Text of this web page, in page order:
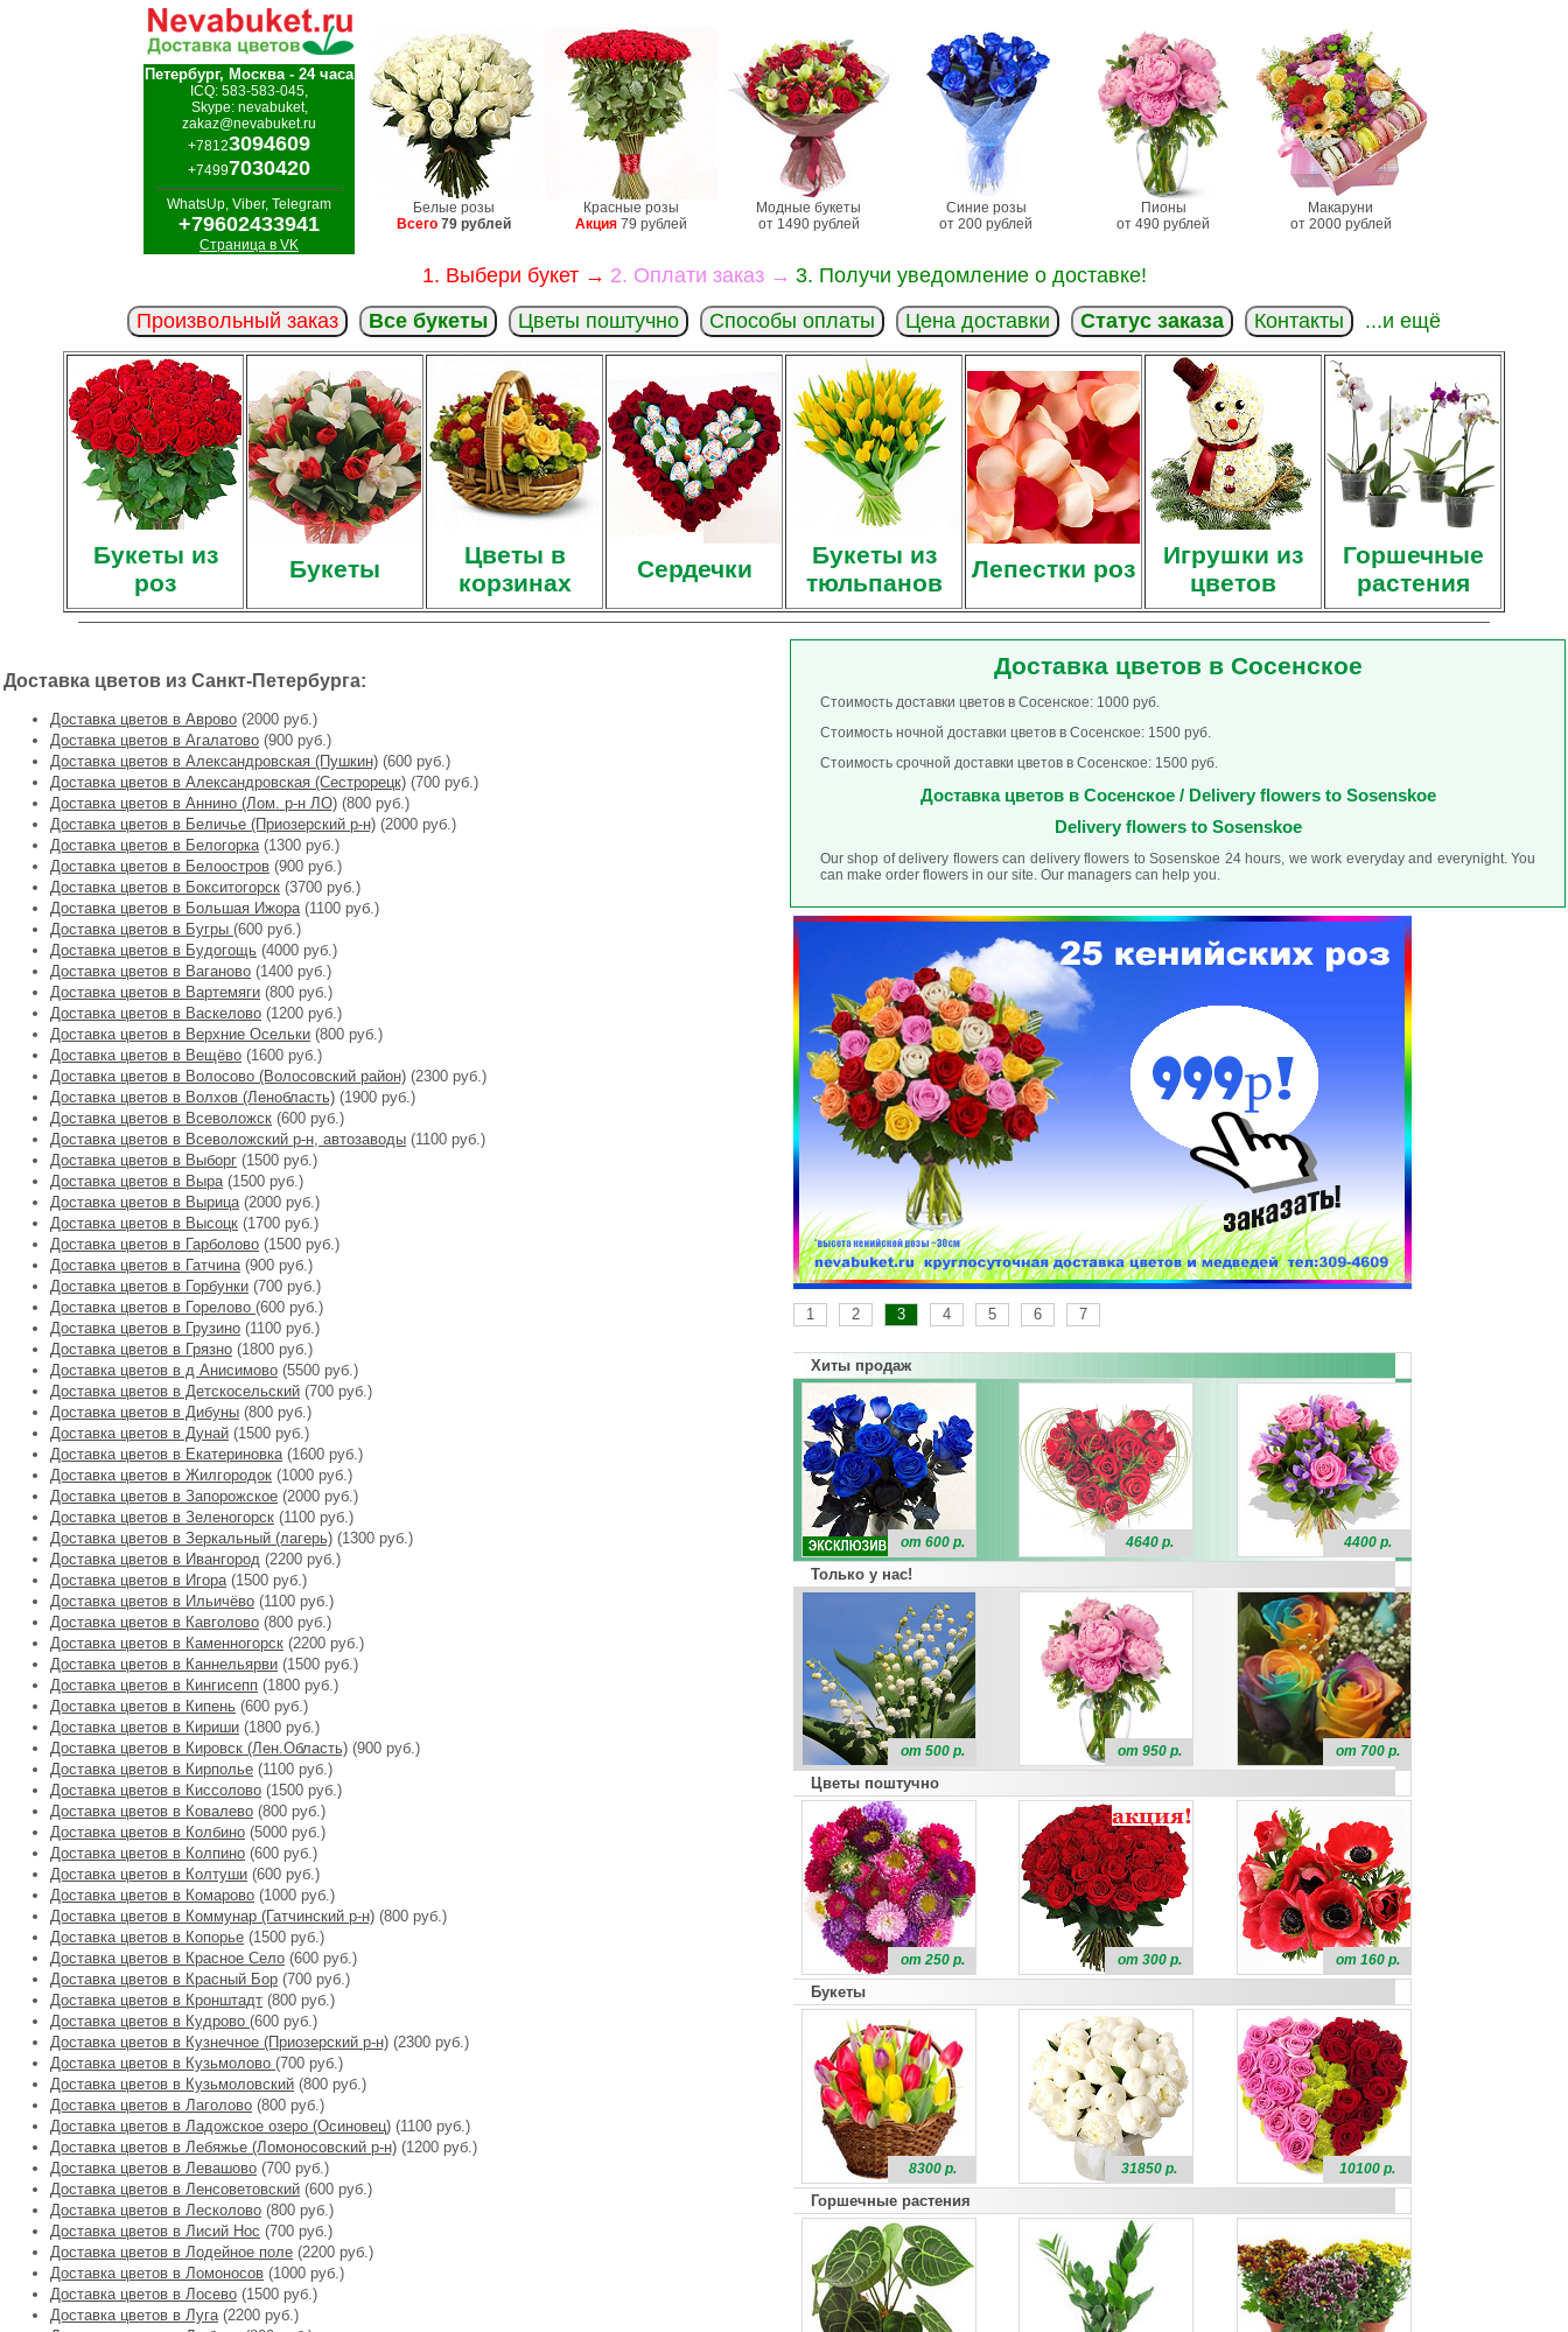
Петербург, Москва - 24 часа
ICQ: 583-583-045,
Skype: nevabuket,
zakaz@nevabuket.ru
+78123094609
+74997030420
WhatsUp, Viber, Telegram
+79602433941
Страница в VK
Белые розы
Всего 79 рублей
Красные розы
Акция 79 рублей
Модные букеты
от 1490 рублей
Синие розы
от 200 рублей
Пионы
от 490 рублей
Макаруни
от 2000 рублей
1. Выбери букет → 2. Оплати заказ → 3. Получи уведомление о доставке!
Произвольный заказ
Все букеты Цветы поштучно Способы оплаты Цена доставки Статус заказа Контакты ...и ещё
Букеты из
роз
Букеты
Цветы в
корзинах
Сердечки
Букеты из
тюльпанов
Лепестки роз
Игрушки из
цветов
Горшечные
растения
Доставка цветов из Санкт-Петербурга:
Доставка цветов в Аврово (2000 руб.)
Доставка цветов в Агалатово (900 руб.)
Доставка цветов в Александровская (Пушкин) (600 руб.)
Доставка цветов в Александровская (Сестрорецк) (700 руб.)
Доставка цветов в Аннино (Лом. р-н ЛО) (800 руб.)
Доставка цветов в Беличье (Приозерский р-н) (2000 руб.)
Доставка цветов в Белогорка(1300 руб.)
Доставка цветов в Белоостров (900 руб.)
Доставка цветов в Бокситогорск (3700 руб.)
Доставка цветов в Большая Ижора(1100 руб.)
Доставка цветов в Бугры (600 руб.)
Доставка цветов в Будогощь (4000 руб.)
Доставка цветов в Ваганово (1400 руб.)
Доставка цветов в Вартемяги (800 руб.)
Доставка цветов в Васкелово (1200 руб.)
Доставка цветов в Верхние Осельки (800 руб.)
Доставка цветов в Вещёво (1600 руб.)
Доставка цветов в Волосово (Волосовский район) (2300 руб.)
Доставка цветов в Волхов (Ленобласть) (1900 руб.)
Доставка цветов в Всеволожск (600 руб.)
Доставка цветов в Всеволожский р-н, автозаводы (1100 руб.)
Доставка цветов в Выборг (1500 руб.)
Доставка цветов в Выра(1500 руб.)
Доставка цветов в Вырица(2000 руб.)
Доставка цветов в Высоцк (1700 руб.)
Доставка цветов в Гарболово (1500 руб.)
Доставка цветов в Гатчина(900 руб.)
Доставка цветов в Горбунки (700 руб.)
Доставка цветов в Горелово (600 руб.)
Доставка цветов в Грузино (1100 руб.)
Доставка цветов в Грязно (1800 руб.)
Доставка цветов в д Анисимово (5500 руб.)
Доставка цветов в Детскосельский (700 руб.)
Доставка цветов в Дибуны (800 руб.)
Доставка цветов в Дунай (1500 руб.)
Доставка цветов в Екатериновка(1600 руб.)
Доставка цветов в Жилгородок (1000 руб.)
Доставка цветов в Запорожское (2000 руб.)
Доставка цветов в Зеленогорск (1100 руб.)
Доставка цветов в Зеркальный (лагерь) (1300 руб.)
Доставка цветов в Ивангород (2200 руб.)
Доставка цветов в Игора(1500 руб.)
Доставка цветов в Ильичёво (1100 руб.)
Доставка цветов в Кавголово (800 руб.)
Доставка цветов в Каменногорск (2200 руб.)
Доставка цветов в Каннельярви (1500 руб.)
Доставка цветов в Кингисепп (1800 руб.)
Доставка цветов в Кипень (600 руб.)
Доставка цветов в Кириши (1800 руб.)
Доставка цветов в Кировск (Лен.Область) (900 руб.)
Доставка цветов в Кирполье (1100 руб.)
Доставка цветов в Киссолово (1500 руб.)
Доставка цветов в Ковалево (800 руб.)
Доставка цветов в Колбино (5000 руб.)
Доставка цветов в Колпино (600 руб.)
Доставка цветов в Колтуши (600 руб.)
Доставка цветов в Комарово (1000 руб.)
Доставка цветов в Коммунар (Гатчинский р-н) (800 руб.)
Доставка цветов в Копорье (1500 руб.)
Доставка цветов в Красное Село (600 руб.)
Доставка цветов в Красный Бор (700 руб.)
Доставка цветов в Кронштадт (800 руб.)
Доставка цветов в Кудрово (600 руб.)
Доставка цветов в Кузнечное (Приозерский р-н) (2300 руб.)
Доставка цветов в Кузьмолово (700 руб.)
Доставка цветов в Кузьмоловский (800 руб.)
Доставка цветов в Лаголово (800 руб.)
Доставка цветов в Ладожское озеро (Осиновец) (1100 руб.)
Доставка цветов в Лебяжье (Ломоносовский р-н) (1200 руб.)
Доставка цветов в Левашово (700 руб.)
Доставка цветов в Ленсоветовский (600 руб.)
Доставка цветов в Лесколово (800 руб.)
Доставка цветов в Лисий Нос (700 руб.)
Доставка цветов в Лодейное поле (2200 руб.)
Доставка цветов в Ломоносов (1000 руб.)
Доставка цветов в Лосево (1500 руб.)
Доставка цветов в Луга(2200 руб.)
Доставка цветов в Сосенское
Стоимость доставки цветов в Сосенское: 1000 руб.
Стоимость ночной доставки цветов в Сосенское: 1500 руб.
Стоимость срочной доставки цветов в Сосенское: 1500 руб.
Доставка цветов в Сосенское / Delivery flowers to Sosenskoe
Delivery flowers to Sosenskoe
Our shop of delivery flowers can delivery flowers to Sosenskoe 24 hours, we work everyday and everynight. You
can make order flowers in our site. Our managers can help you.
1 2 3 4 5 6 7
Хиты продаж
от 600 р. 4640 р. 4400 р.
Только у нас!
от 500 р. от 950 р. от 700 р.
Цветы поштучно
от 250 р. от 300 р. от 160 р.
Букеты
8300 р. 31850 р. 10100 р.
Горшечные растения